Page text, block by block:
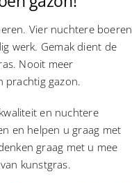
Vier nuchtere boeren
werk. Gemak dient de
Nooit meer
prachtig gazon.
en nuchtere
en helpen u graag met
graag met u mee
kunstgras.